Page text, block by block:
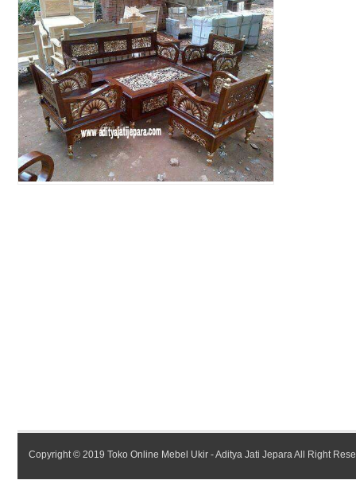
Copyright © 2019 Toko Online Mebel Ukir - Aditya Jati Jepara All Right